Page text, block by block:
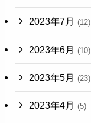
2023年7月 (12)
2023年6月 (10)
2023年5月 (23)
2023年4月 (5)